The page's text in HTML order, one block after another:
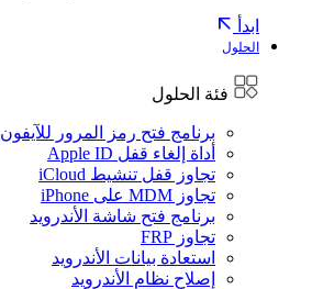
ابدأ
الحلول
فئة الحلول
برنامج فتح رمز المرور للآيفون
أداة إلغاء قفل Apple ID
تجاوز قفل تنشيط iCloud
تجاوز MDM على iPhone
برنامج فتح شاشة الأندرويد
تجاوز FRP
استعادة بيانات الأندرويد
إصلاح نظام الأندرويد